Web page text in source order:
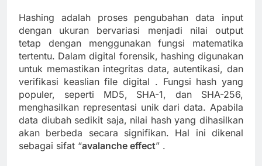
Hashing adalah proses pengubahan data input
dengan ukuran bervariasi menjadi nilai output
tetap dengan menggunakan fungsi matematika
tertentu. Dalam digital forensik, hashing digunakan
untuk memastikan integritas data, autentikasi, dan
verifikasi keaslian file digital . Fungsi hash yang
populer, seperti MD5, SHA-1, dan SHA-256,
menghasilkan representasi unik dari data. Apabila
data diubah sedikit saja, nilai hash yang dihasilkan
akan berbeda secara signifikan. Hal ini dikenal
sebagai sifat “avalanche effect” .